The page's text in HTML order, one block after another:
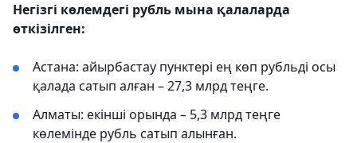
Негізгі көлемдегі рубль мына қалаларда
өткізілген:
Астана: айырбастау пунктері ең көп рубльді осы
қалада сатып алған – 27,3 млрд теңге.
Алматы: екінші орында – 5,3 млрд теңге
көлемінде рубль сатып алынған.